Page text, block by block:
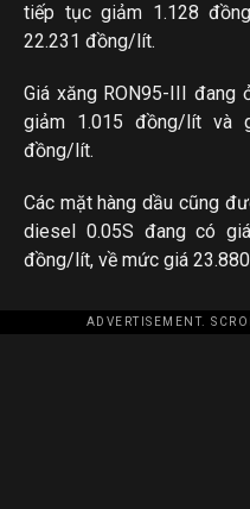
tiếp tục giảm 1.128
22.231 đồng/lít.
Giá xăng RON95-III
giảm 1.015 đồng/lít và
đồng/lít.
Các mặt hàng dầu cũng
diesel 0.05S đang có
đồng/lít, về mức giá
ADVERTISEMENT.